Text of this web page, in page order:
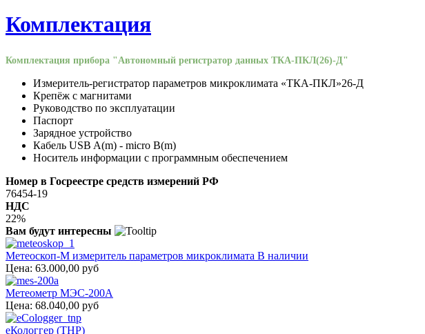
Комплектация
Комплектация прибора "Автономный регистратор данных ТКА-ПКЛ(26)-Д"
Измеритель-регистратор параметров микроклимата «ТКА-ПКЛ»26-Д
Крепёж с магнитами
Руководство по эксплуатации
Паспорт
Зарядное устройство
Кабель USB A(m) - micro B(m)
Носитель информации с программным обеспечением
Номер в Госреестре средств измерений РФ
76454-19
НДС
22%
Вам будут интересны
Метеоскоп-М измеритель параметров микроклимата В наличии
Цена: 63.000,00 руб
Метеометр МЭС-200А
Цена: 68.040,00 руб
еКологгер (THP)